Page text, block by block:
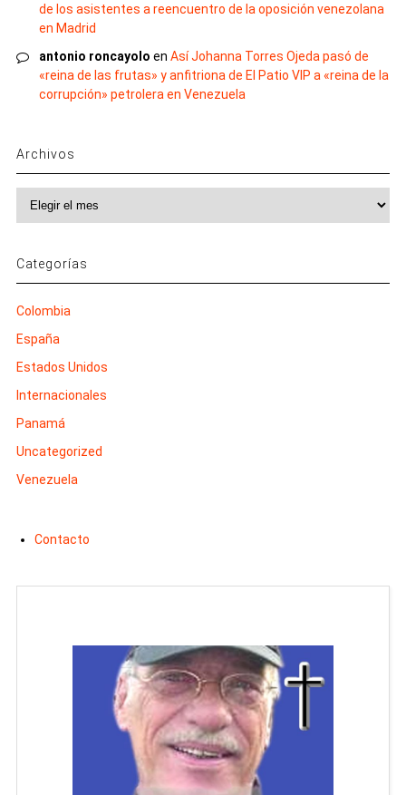
de los asistentes a reencuentro de la oposición venezolana
en Madrid
antonio roncayolo en Así Johanna Torres Ojeda pasó de
«reina de las frutas» y anfitriona de El Patio VIP a «reina de la
corrupción» petrolera en Venezuela
Archivos
Categorías
Colombia
España
Estados Unidos
Internacionales
Panamá
Uncategorized
Venezuela
Contacto